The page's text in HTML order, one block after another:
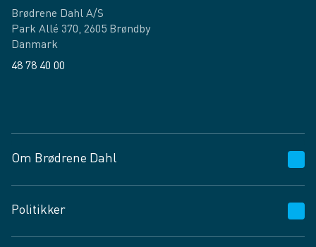
Brødrene Dahl A/S
Park Allé 370, 2605 Brøndby
Danmark
48 78 40 00
Om Brødrene Dahl
Vagttelefon 30 10 89 89
Spørgsmål og svar
Politikker